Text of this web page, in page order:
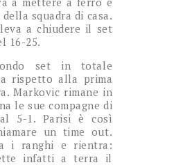
squadra di casa.
a chiudere il set
16-25.
set in totale
rispetto alla prima
Markovic rimane in
le sue compagne di
5-1. Parisi è così
un time out.
i ranghi e rientra:
infatti a terra il